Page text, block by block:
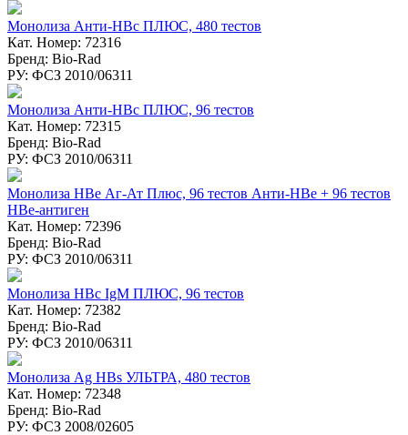
Монолиза Анти-HBc ПЛЮС, 480 тестов
Кат. Номер: 72316
Бренд: Bio-Rad
РУ: ФСЗ 2010/06311
Монолиза Анти-HBc ПЛЮС, 96 тестов
Кат. Номер: 72315
Бренд: Bio-Rad
РУ: ФСЗ 2010/06311
Монолиза HBе Аг-Ат Плюс, 96 тестов Анти-НВе + 96 тестов
НВе-антиген
Кат. Номер: 72396
Бренд: Bio-Rad
РУ: ФСЗ 2010/06311
Монолиза HBc IgM ПЛЮС, 96 тестов
Кат. Номер: 72382
Бренд: Bio-Rad
РУ: ФСЗ 2010/06311
Монолиза Ag HBs УЛЬТРА, 480 тестов
Кат. Номер: 72348
Бренд: Bio-Rad
РУ: ФСЗ 2008/02605